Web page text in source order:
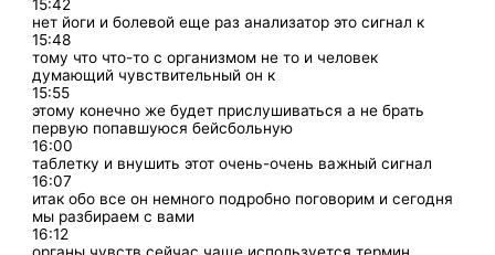
15:42
нет йоги и болевой еще раз анализатор это сигнал к
15:48
тому что что-то с организмом не то и человек
думающий чувствительный он к
15:55
этому конечно же будет прислушиваться а не брать
первую попавшуюся бейсбольную
16:00
таблетку и внушить этот очень-очень важный сигнал
16:07
итак обо все он немного подробно поговорим и сегодня
мы разбираем с вами
16:12